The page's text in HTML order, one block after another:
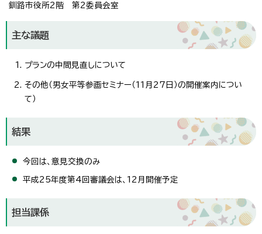
釧路市役所2階 第2委員会室
主な議題
プランの中間見直しについて
その他（男女平等参画セミナー（11月27日）の開催案内につい
て）
結果
今回は、意見交換のみ
平成25年度第4回審議会は、12月開催予定
担当課係